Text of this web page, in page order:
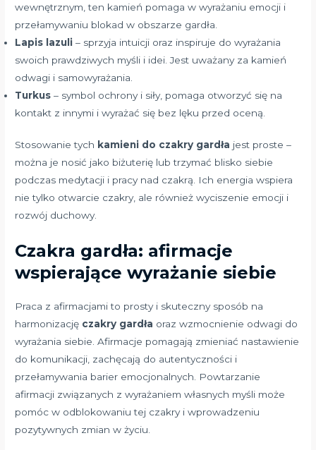
wewnętrznym, ten kamień pomaga w wyrażaniu emocji i
przełamywaniu blokad w obszarze gardła.
Lapis lazuli – sprzyja intuicji oraz inspiruje do wyrażania
swoich prawdziwych myśli i idei. Jest uważany za kamień
odwagi i samowyrażania.
Turkus – symbol ochrony i siły, pomaga otworzyć się na
kontakt z innymi i wyrażać się bez lęku przed oceną.
Stosowanie tych kamieni do czakry gardła jest proste –
można je nosić jako biżuterię lub trzymać blisko siebie
podczas medytacji i pracy nad czakrą. Ich energia wspiera
nie tylko otwarcie czakry, ale również wyciszenie emocji i
rozwój duchowy.
Czakra gardła: afirmacje
wspierające wyrażanie siebie
Praca z afirmacjami to prosty i skuteczny sposób na
harmonizację czakry gardła oraz wzmocnienie odwagi do
wyrażania siebie. Afirmacje pomagają zmieniać nastawienie
do komunikacji, zachęcają do autentyczności i
przełamywania barier emocjonalnych. Powtarzanie
afirmacji związanych z wyrażaniem własnych myśli może
pomóc w odblokowaniu tej czakry i wprowadzeniu
pozytywnych zmian w życiu.